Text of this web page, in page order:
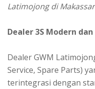
Latimojong di Makassar
Dealer 3S Modern
Dealer GWM
Service, Spare Parts)
terintegrasi dengan